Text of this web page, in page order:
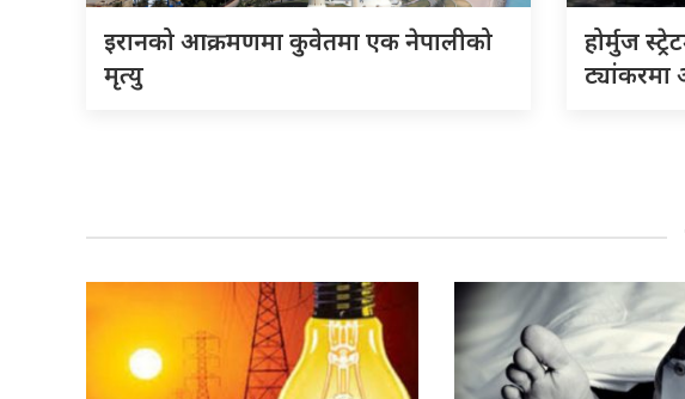
इरानको आक्रमणमा कुवेतमा एक नेपालीको
मृत्यु
होर्मुज
ट्यांकरमा